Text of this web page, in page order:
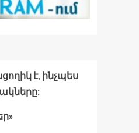
է, ինչպես